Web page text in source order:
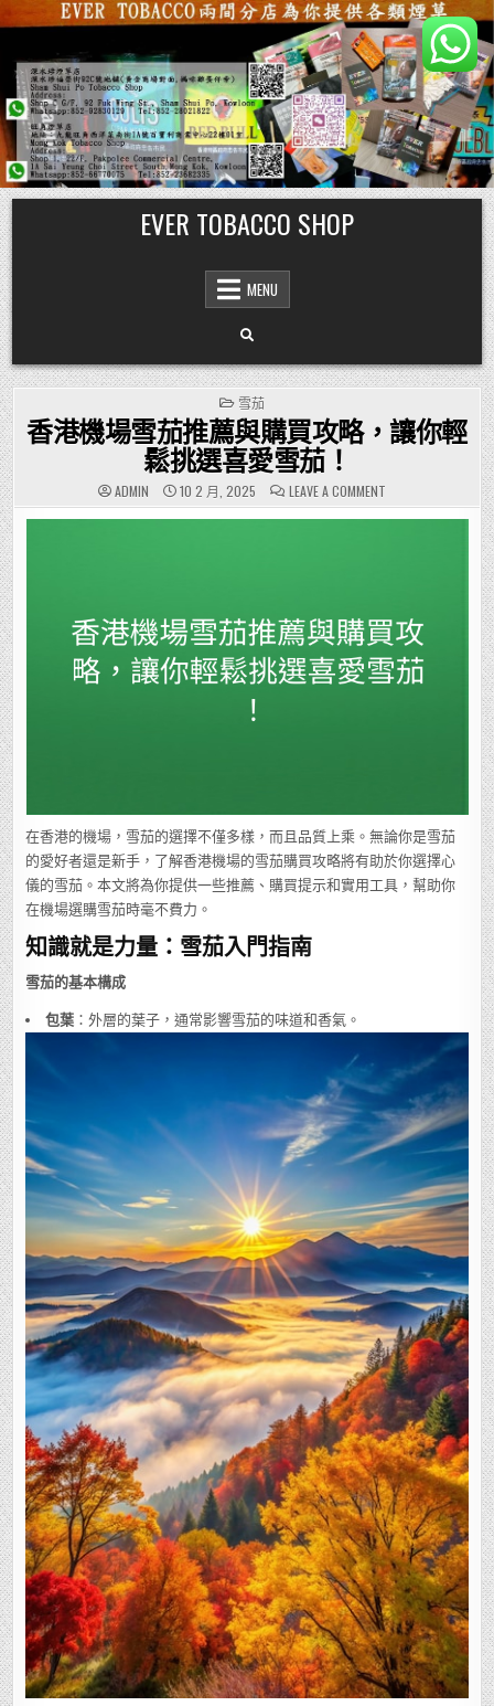
Skip
to
content
EVER TOBACCO SHOP
MENU
POSTED
IN
雪茄
香港機場雪茄推薦與購買攻略，讓你輕
鬆挑選喜愛雪茄！
ADMIN 10 2 月, 2025 LEAVE A COMMENTON
香
港
購
買
攻
略，
讓
你
在香港的機場，雪茄的選擇不僅多樣，而且品質上乘。無論你是雪茄
的愛好者還是新手，了解香港機場的雪茄購買攻略將有助於你選擇心
儀的雪茄。本文將為你提供一些推薦、購買提示和實用工具，幫助你
在機場選購雪茄時毫不費力。
知識就是力量：雪茄入門指南
雪茄的基本構成
包葉 ：外層的葉子，通常影響雪茄的味道和香氣。